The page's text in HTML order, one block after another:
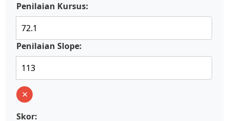
Penilaian Kursus:
Penilaian Slope:
×
Skor: